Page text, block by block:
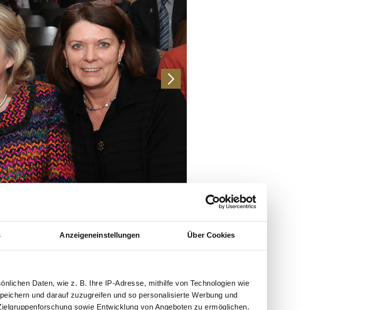
Anzeigeneinstellungen Über Cookies
Daten, wie z. B. Ihre IP-Adresse, mithilfe von Technologien wie
und darauf zuzugreifen und so personalisierte Werbung und
sowie Entwicklung von Angeboten zu ermöglichen.
Advertisement